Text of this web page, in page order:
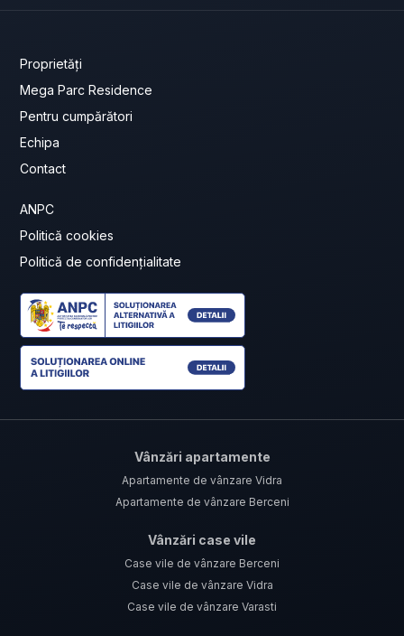
Proprietăți
Mega Parc Residence
Pentru cumpărători
Echipa
Contact
ANPC
Politică cookies
Politică de confidențialitate
Vânzări apartamente
Apartamente de vânzare Vidra
Apartamente de vânzare Berceni
Vânzări case vile
Case vile de vânzare Berceni
Case vile de vânzare Vidra
Case vile de vânzare Varasti